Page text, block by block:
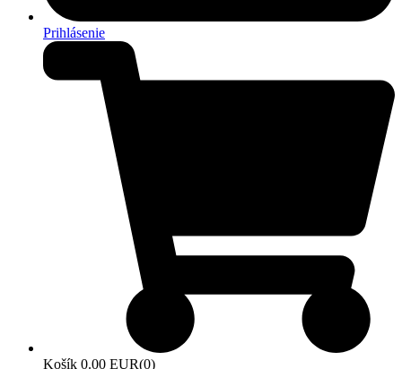
Prihlásenie
Košík 0.00 EUR(0)